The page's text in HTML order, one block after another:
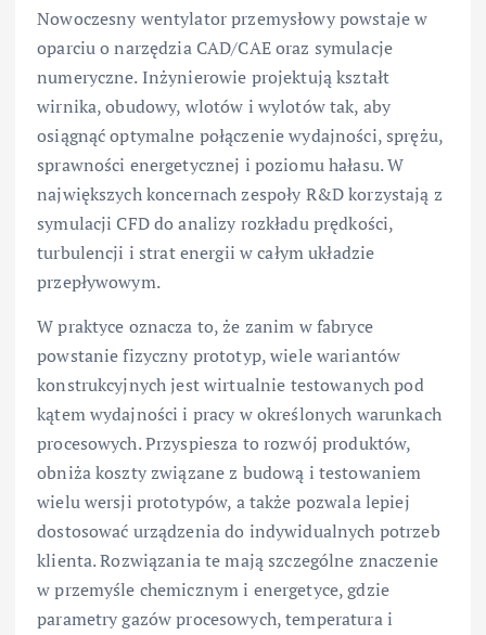
Nowoczesny wentylator przemysłowy powstaje w
oparciu o narzędzia CAD/CAE oraz symulacje
numeryczne. Inżynierowie projektują kształt
wirnika, obudowy, wlotów i wylotów tak, aby
osiągnąć optymalne połączenie wydajności, sprężu,
sprawności energetycznej i poziomu hałasu. W
największych koncernach zespoły R&D korzystają z
symulacji CFD do analizy rozkładu prędkości,
turbulencji i strat energii w całym układzie
przepływowym.
W praktyce oznacza to, że zanim w fabryce
powstanie fizyczny prototyp, wiele wariantów
konstrukcyjnych jest wirtualnie testowanych pod
kątem wydajności i pracy w określonych warunkach
procesowych. Przyspiesza to rozwój produktów,
obniża koszty związane z budową i testowaniem
wielu wersji prototypów, a także pozwala lepiej
dostosować urządzenia do indywidualnych potrzeb
klienta. Rozwiązania te mają szczególne znaczenie
w przemyśle chemicznym i energetyce, gdzie
parametry gazów procesowych, temperatura i